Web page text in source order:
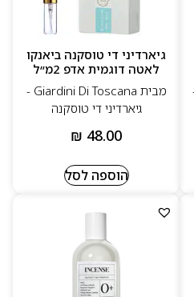
גיארדיני די טוסקנה ביאנקו
לאטה דוגמית אדפ 2מ״ל
מבית Giardini Di Toscana -
גיארדיני די טוסקנה
₪ 48.00
הוספה לסל